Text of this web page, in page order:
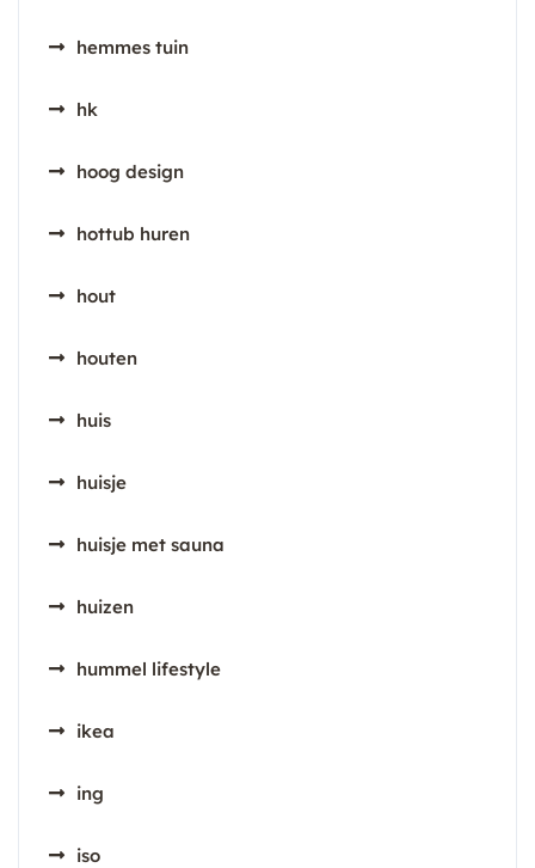
hemmes tuin
hk
hoog design
hottub huren
hout
houten
huis
huisje
huisje met sauna
huizen
hummel lifestyle
ikea
ing
iso